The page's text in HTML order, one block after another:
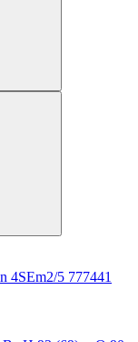
4SEm2/5 777441